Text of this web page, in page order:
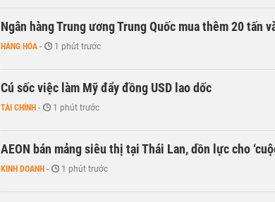
Ngân hàng Trung ương Trung Quốc mua thêm 20 tấn
HÀNG HÓA - 1 phút trước
Cú sốc việc làm Mỹ đẩy đồng USD lao dốc
TÀI CHÍNH - 1 phút trước
AEON bán mảng siêu thị tại Thái Lan, dồn lực cho
KINH DOANH - 1 phút trước